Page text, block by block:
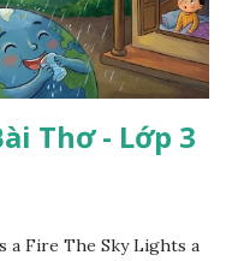
Thơ - Lớp 3
a Fire The Sky Lights a